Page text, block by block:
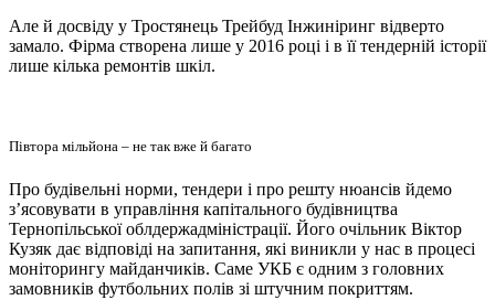
Але й досвіду у Тростянець Трейбуд Інжиніринг відверто
замало. Фірма створена лише у 2016 році і в її тендерній історії
лише кілька ремонтів шкіл.
Півтора мільйона – не так вже й багато
Про будівельні норми, тендери і про решту нюансів йдемо
з’ясовувати в управління капітального будівництва
Тернопільської облдержадміністрації. Його очільник Віктор
Кузяк дає відповіді на запитання, які виникли у нас в процесі
моніторингу майданчиків. Саме УКБ є одним з головних
замовників футбольних полів зі штучним покриттям.